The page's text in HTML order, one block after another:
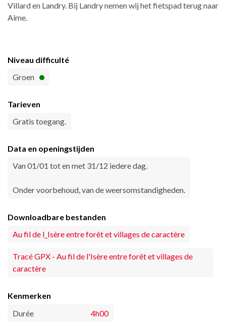
Villard en Landry. Bij Landry nemen wij het fietspad terug naar
Aime.
Niveau difficulté
Groen
Tarieven
Gratis toegang.
Data en openingstijden
Van 01/01 tot en met 31/12 iedere dag.
Onder voorbehoud, van de weersomstandigheden.
Downloadbare bestanden
Au fil de l_Isère entre forêt et villages de caractère
Tracé GPX - Au fil de l'Isère entre forêt et villages de
caractère
Kenmerken
Durée
4h00